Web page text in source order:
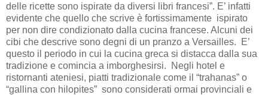
delle ricette sono ispirate da diversi libri francesi”. E’ infatti
evidente che quello che scrive è fortissimamente ispirato
per non dire condizionato dalla cucina francese. Alcuni dei
cibi che descrive sono degni di un pranzo a Versailles. E’
questo il periodo in cui la cucina greca si distacca dalla sua
tradizione e comincia a imborghesirsi. Negli hotel e
ristornanti ateniesi, piatti tradizionale come il “trahanas” o
“gallina con hilopites” sono considerati ormai provinciali e